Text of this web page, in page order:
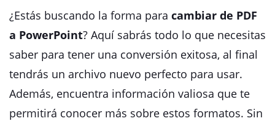
¿Estás buscando la forma para cambiar de PDF
a PowerPoint? Aquí sabrás todo lo que necesitas
saber para tener una conversión exitosa, al final
tendrás un archivo nuevo perfecto para usar.
Además, encuentra información valiosa que te
permitirá conocer más sobre estos formatos. Sin